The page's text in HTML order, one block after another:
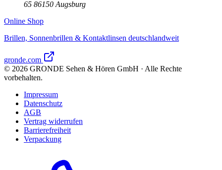
65 86150 Augsburg
Online Shop
Brillen, Sonnenbrillen & Kontaktlinsen deutschlandweit
gronde.com
© 2026 GRONDE Sehen & Hören GmbH · Alle Rechte
vorbehalten.
Impressum
Datenschutz
AGB
Vertrag widerrufen
Barrierefreiheit
Verpackung